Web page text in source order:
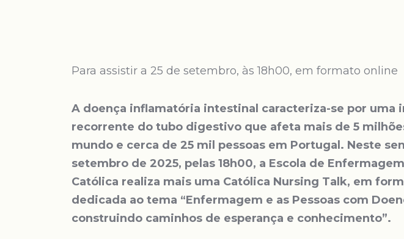
Para assistir a 25 de setembro, às 18h00, em formato online
A doença inflamatória intestinal caracteriza-se por uma
recorrente do tubo digestivo que afeta mais de 5
mundo e cerca de 25 mil pessoas em Portugal. Neste
setembro de 2025, pelas 18h00, a Escola de
Católica realiza mais uma Católica Nursing Talk, em
dedicada ao tema “Enfermagem e as Pessoas com
construindo caminhos de esperança e conhecimento”.